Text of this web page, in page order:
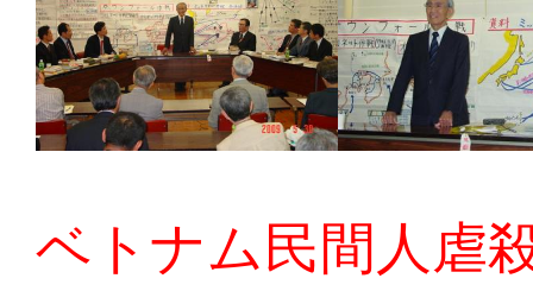
ベトナム民間人虐